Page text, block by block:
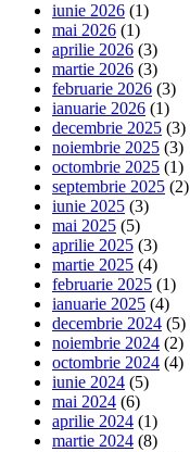
iunie 2026 (1)
mai 2026 (1)
aprilie 2026 (3)
martie 2026 (3)
februarie 2026 (3)
ianuarie 2026 (1)
decembrie 2025 (3)
noiembrie 2025 (3)
octombrie 2025 (1)
septembrie 2025 (2)
iunie 2025 (3)
mai 2025 (5)
aprilie 2025 (3)
martie 2025 (4)
februarie 2025 (1)
ianuarie 2025 (4)
decembrie 2024 (5)
noiembrie 2024 (2)
octombrie 2024 (4)
iunie 2024 (5)
mai 2024 (6)
aprilie 2024 (1)
martie 2024 (8)